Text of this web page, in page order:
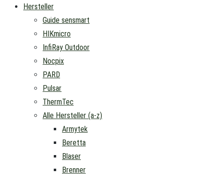
Hersteller
Guide sensmart
HIKmicro
InfiRay Outdoor
Nocpix
PARD
Pulsar
ThermTec
Alle Hersteller (a-z)
Armytek
Beretta
Blaser
Brenner